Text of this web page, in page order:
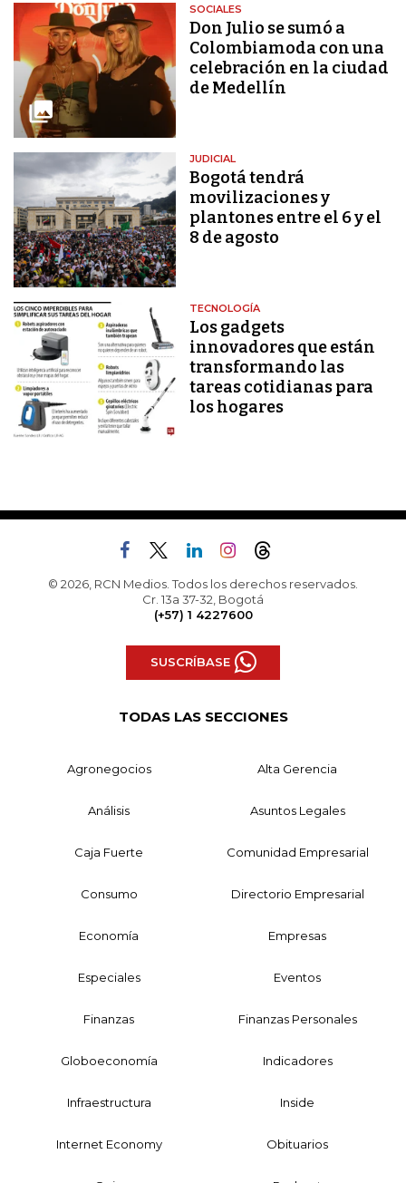
SOCIALES
Don Julio se sumó a
Colombiamoda con una
celebración en la ciudad
de Medellín
JUDICIAL
Bogotá tendrá
movilizaciones y
plantones entre el 6 y el
8 de agosto
TECNOLOGÍA
Los gadgets
innovadores que están
transformando las
tareas cotidianas para
los hogares
© 2026, RCN Medios. Todos los derechos reservados.
Cr. 13a 37-32, Bogotá
(+57) 1 4227600
SUSCRÍBASE
TODAS LAS SECCIONES
Agronegocios Alta Gerencia
Análisis Asuntos Legales
Caja Fuerte Comunidad Empresarial
Consumo Directorio Empresarial
Economía Empresas
Especiales Eventos
Finanzas Finanzas Personales
Globoeconomía Indicadores
Infraestructura Inside
Internet Economy Obituarios